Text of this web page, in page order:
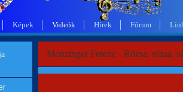
Képek Videók Hírek Fórum
Monzinger Ferenc - Rózsa, rózsa,